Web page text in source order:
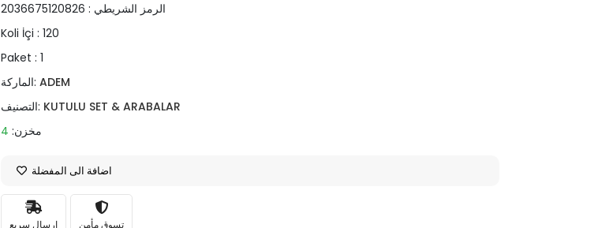
الرمز الشريطي : 2036675120826
Koli İçi :120
Paket :1
الماركة:ADEM
التصنيف: KUTULU SET & ARABALAR
مخزن: 4
اضافة الى المفضلة
ارسال سريع تسوق مأمن